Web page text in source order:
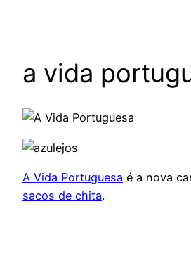
a vida
A Vida Portuguesa é a nova
sacos de chita.